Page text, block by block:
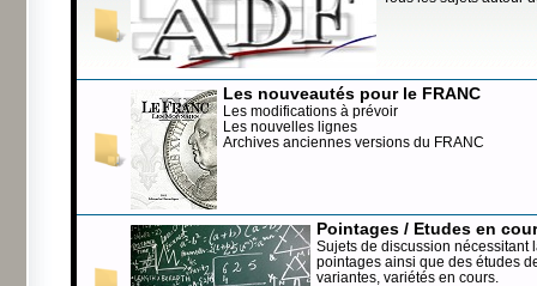
Les nouveautés pour le FRANC
Les modifications à prévoir
Les nouvelles lignes
Archives anciennes versions du FRANC
Pointages / Etudes en
Sujets de discussion nécessitant
pointages ainsi que des études
variantes, variétés en cours.